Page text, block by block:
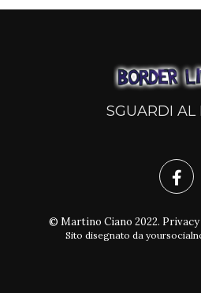
SGUARDI AL
© Martino Ciano 2022.
Sito disegnato da